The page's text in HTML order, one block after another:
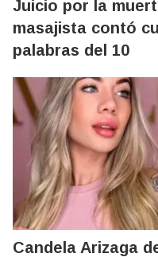
Juicio por la
masajista contó
palabras del 10
Candela Arizaga